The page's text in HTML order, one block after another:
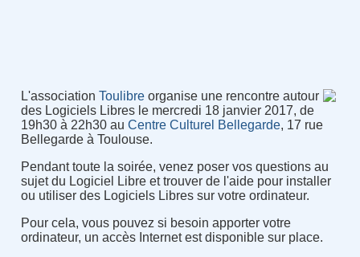
L'association Toulibreorganise une rencontre autour
des Logiciels Libres le mercredi 18 janvier 2017, de
19h30 à 22h30 au Centre Culturel Bellegarde, 17 rue
Bellegarde à Toulouse.
Pendant toute la soirée, venez poser vos questions au
sujet du Logiciel Libre et trouver de l'aide pour installer
ou utiliser des Logiciels Libres sur votre ordinateur.
Pour cela, vous pouvez si besoin apporter votre
ordinateur, un accès Internet est disponible sur place.